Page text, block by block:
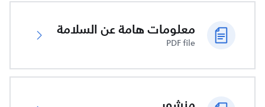
معلومات هامة عن السلامة
PDF file